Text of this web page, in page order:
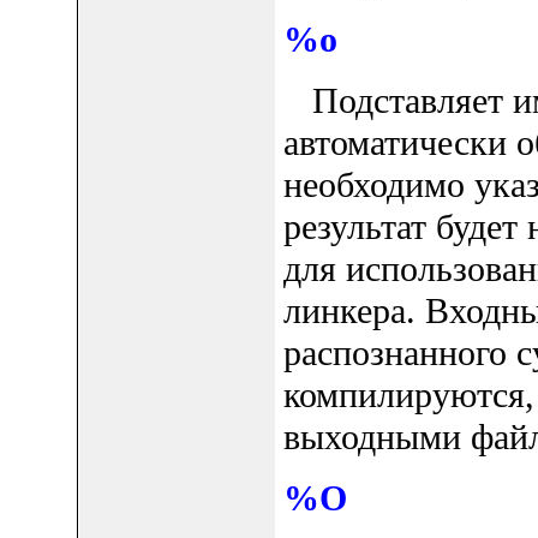
%o
Подставляет
автоматически
необходимо
результат
для
линкера.
распознанного
выходными
%O